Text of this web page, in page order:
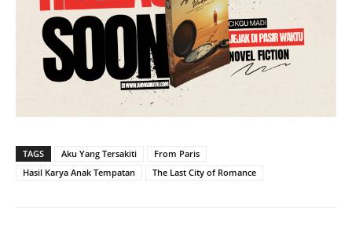
TAGS Aku Yang Tersakiti
From Paris
Hasil Karya Anak Tempatan
The Last City of Romance